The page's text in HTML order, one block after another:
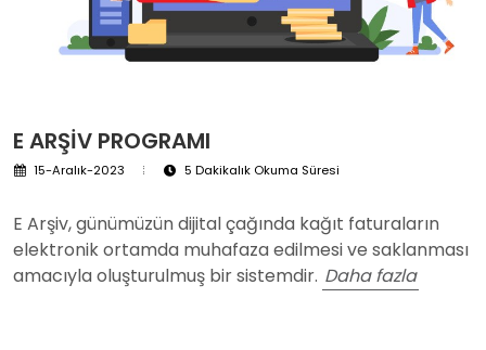
E ARŞIV PROGRAMI
15-Aralık-2023 5 Dakikalık Okuma Süresi
E Arşiv, günümüzün dijital çağında kağıt faturaların
elektronik ortamda muhafaza edilmesi ve saklanması
amacıyla oluşturulmuş bir sistemdir. Daha fazla